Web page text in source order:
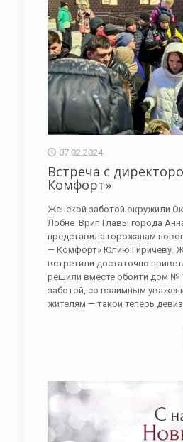
07.02.2024
Встреча с
Комфорт»
Женской заботой окружили
Лобне Врип Главы города
представила горожанам
— Комфорт» Юлию Гиричеву.
встретили достаточно
решили вместе обойти дом №
заботой, со взаимным
жителям — такой теперь девиз